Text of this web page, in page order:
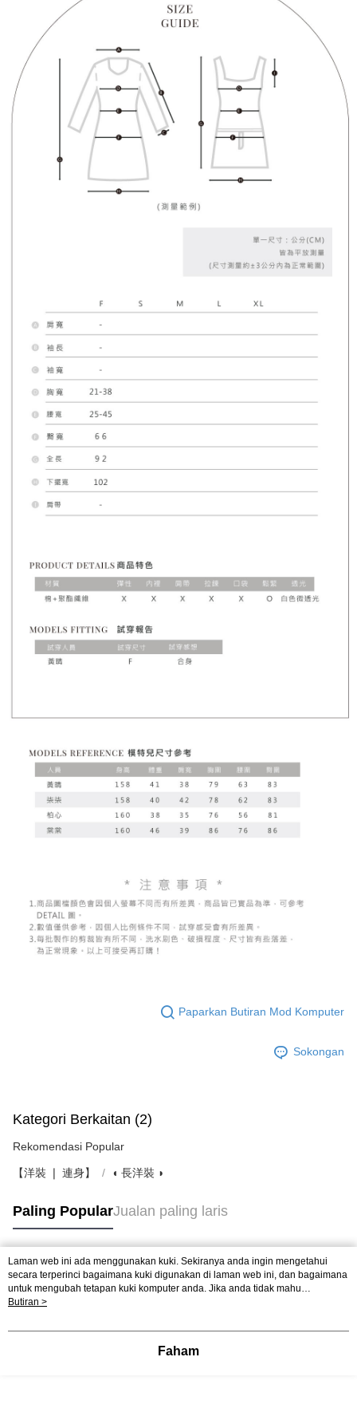
Paparkan Butiran Mod Komputer
Sokongan
Kategori Berkaitan (2)
Rekomendasi Popular
【洋裝 ❘ 連身】 ◖ 長洋裝 ◗
Paling PopularJualan paling laris
Tag Popular
Laman web ini ada menggunakan kuki. Sekiranya anda ingin mengetahui
secara terperinci bagaimana kuki digunakan di laman web ini, dan bagaimana
untuk mengubah tetapan kuki komputer anda. Jika anda tidak mahu
menggunakan kuki di komputer anda, sila rujuk penerangan mengenai kuki.
mengetahui secara terperinci bagaimana kuki digunakan di laman web ini,
mahu menggunakan kuki di komputer anda, sila rujuk penerangan mengenai
Butiran >
Faham